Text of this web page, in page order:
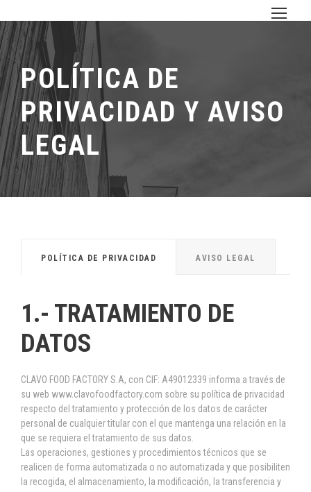
POLÍTICA DE
PRIVACIDAD Y AVISO
LEGAL
POLÍTICA DE PRIVACIDAD AVISO LEGAL
1.- TRATAMIENTO DE
DATOS
CLAVO FOOD FACTORY S.A, con CIF: A49012339 informa a través de
su web www.clavofoodfactory.com sobre su política de privacidad
respecto del tratamiento y protección de los datos de carácter
personal de cualquier titular con el que mantenga una relación en la
que se requiera el tratamiento de sus datos.
Las operaciones, gestiones y procedimientos técnicos que se
realicen de forma automatizada o no automatizada y que posibiliten
la recogida, el almacenamiento, la modificación, la transferencia y